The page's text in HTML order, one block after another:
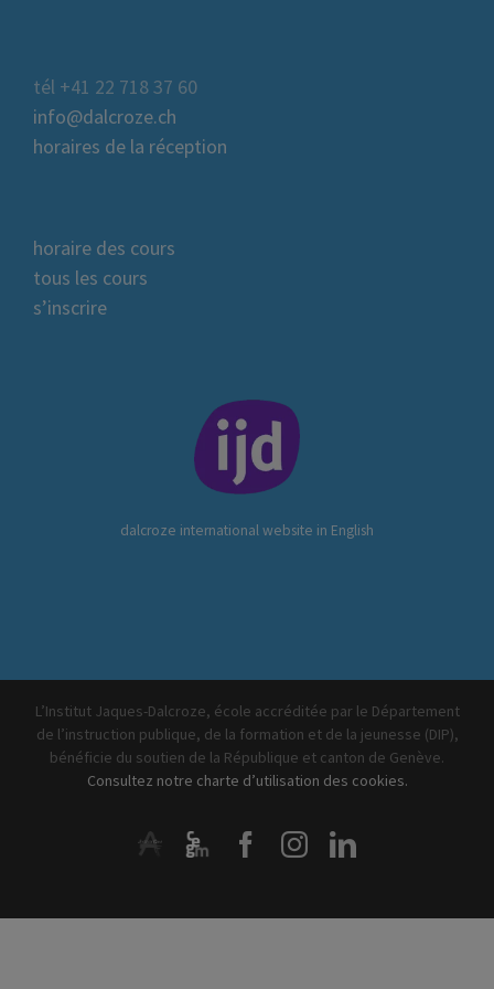
tél +41 22 718 37 60
info@dalcroze.ch
horaires de la réception
horaire des cours
tous les cours
s’inscrire
dalcroze international website in English
L’Institut Jaques-Dalcroze, école accréditée par le Département
de l’instruction publique, de la formation et de la jeunesse (DIP),
bénéficie du soutien de la République et canton de Genève.
Consultez notre charte d’utilisation des cookies.
ArtistiQua
CEGM Facebook
Instagram
LinkedIn